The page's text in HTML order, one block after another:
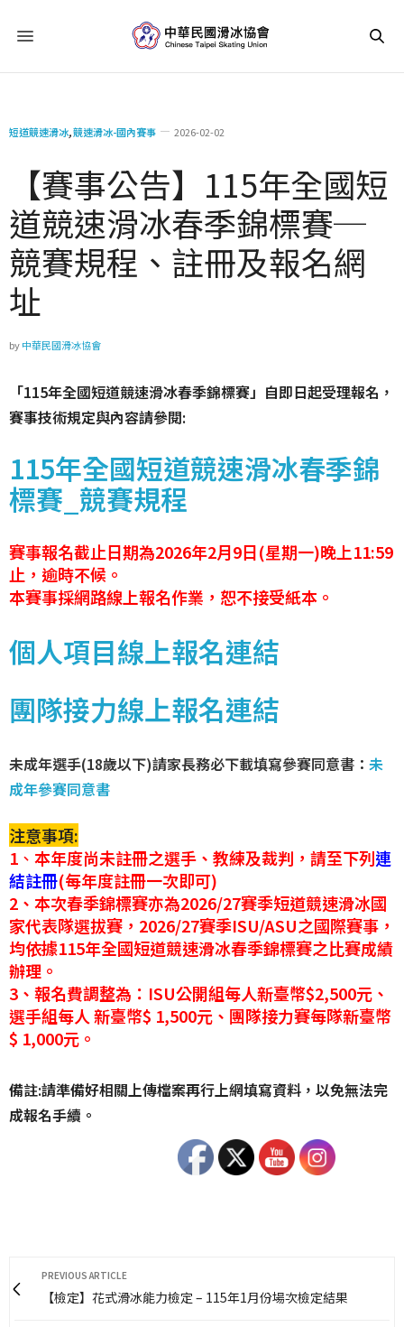
短道競速滑冰,競速滑冰-國內賽事 2026-02-02
【賽事公告】115年全國短
道競速滑冰春季錦標賽─
競賽規程、註冊及報名網
址
by中華民國滑冰協會
「115年全國短道競速滑冰春季錦標賽」自即日起受理報名，
賽事技術規定與內容請參閱:
115年全國短道競速滑冰春季錦
標賽_競賽規程
賽事報名截止日期為2026年2月9日(星期一)晚上11:59
止，逾時不候。
本賽事採網路線上報名作業，恕不接受紙本。
個人項目線上報名連結
團隊接力線上報名連結
未成年選手(18歲以下)請家長務必下載填寫參賽同意書 ： 未
成年參賽同意書
注意事項:
1 、 本年度尚未註冊之選手、教練及裁判，請至下列連
結註冊(每年度註冊一次即可)
2、本次春季錦標賽亦為2026/27賽季短道競速滑冰國
家代表隊選拔賽，2026/27賽季ISU/ASU之國際賽事，
均依據115年全國短道競速滑冰春季錦標賽之比賽成績
辦理。
3、報名費調整為：ISU公開組每人新臺幣$2,500元、
選手組每人 新臺幣$ 1,500元、團隊接力賽每隊新臺幣
$ 1,000元。
備註:請準備好相關上傳檔案再行上網填寫資料，以免無法完
成報名手續。
PREVIOUS ARTICLE
【檢定】花式滑冰能力檢定 – 115年1月份場次檢定結果